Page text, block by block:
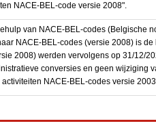
NACE-BEL-code versie 2008".
van NACE-BEL-codes (Belgische
NACE-BEL-codes (versie 2008) is
2008) werden vervolgens op 31/12/
conversies en geen wijziging
NACE-BEL-codes versie